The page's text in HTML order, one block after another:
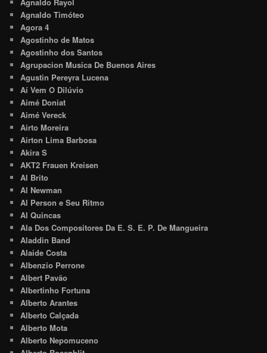
Agnaldo Rayol
Agnaldo Timóteo
Agora 4
Agostinho de Matos
Agostinho dos Santos
Agrupacion Musica De Buenos Aires
Agustin Pereyra Lucena
Aí Vem O Dilúvio
Aimé Doniat
Aimé Vereck
Airto Moreira
Airton Lima Barbosa
Akira S
AKT2 Frauen Kreisen
Al Brito
Al Newman
Al Person e Seu Ritmo
Al Quincas
Ala Dos Compositores Da E. S. E. P. De Mangueira
Aladdin Band
Alaide Costa
Albenzio Perrone
Albert Pavão
Albertinho Fortuna
Alberto Arantes
Alberto Calçada
Alberto Mota
Alberto Nepomuceno